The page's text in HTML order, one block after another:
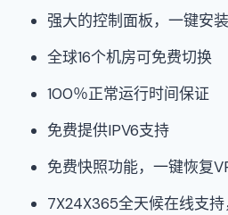
强大的控制面板，一键安
全球16个机房可免费切换
100％正常运行时间保证
免费提供IPV6支持
免费快照功能，一键恢复
7X24X365全天候在线支